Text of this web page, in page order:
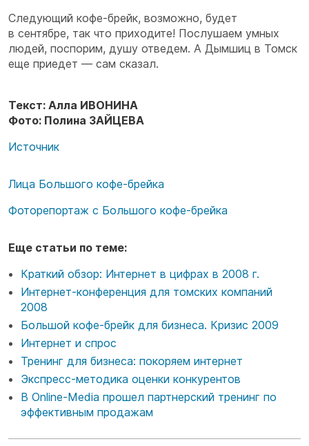
Следующий кофе-брейк, возможно, будет
в сентябре, так что приходите! Послушаем умных
людей, поспорим, душу отведем. А Дымшиц в Томск
еще приедет — сам сказал.
Текст: Алла ИВОНИНА
Фото: Полина ЗАЙЦЕВА
Источник
Лица Большого кофе-брейка
Фоторепортаж с Большого кофе-брейка
Еще статьи по теме:
Краткий обзор: Интернет в цифрах в 2008 г.
Интернет-конференция для томских компаний
2008
Большой кофе-брейк для бизнеса. Кризис 2009
Интернет и спрос
Тренинг для бизнеса: покоряем интернет
Экспресс-методика оценки конкурентов
В Online-Media прошел партнерский тренинг по
эффективным продажам